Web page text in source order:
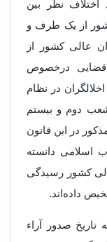
نظر بین
از یک طرف و
عالی کشور از
درخصوص
در نظام
دوم و بیستم
در این قانون
اسلامی دانسته
کشور رسیدگی
داده‌اند.
تاریخ صدور آراء